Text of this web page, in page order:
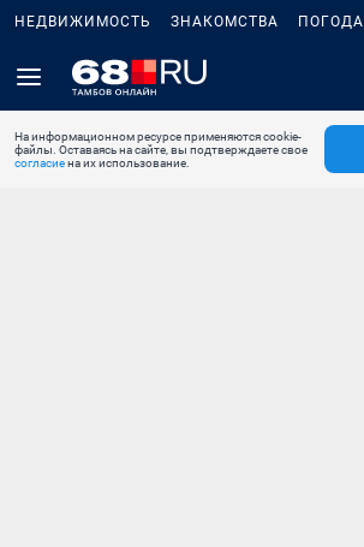
НЕДВИЖИМОСТЬ ЗНАКОМСТВА ПОГОДА
На информационном ресурсе применяются cookie-
файлы. Оставаясь на сайте, вы подтверждаете свое
согласиена их использование.